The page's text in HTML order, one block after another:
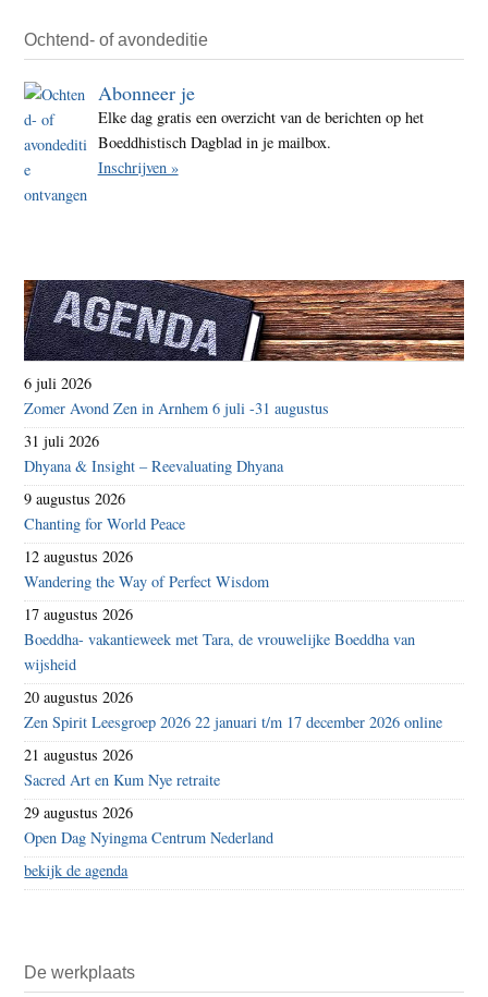
Ochtend- of avondeditie
Abonneer je
Elke dag gratis een overzicht van de berichten op het
Boeddhistisch Dagblad in je mailbox.
Inschrijven »
6 juli 2026
Zomer Avond Zen in Arnhem 6 juli -31 augustus
31 juli 2026
Dhyana & Insight – Reevaluating Dhyana
9 augustus 2026
Chanting for World Peace
12 augustus 2026
Wandering the Way of Perfect Wisdom
17 augustus 2026
Boeddha- vakantieweek met Tara, de vrouwelijke Boeddha van
wijsheid
20 augustus 2026
Zen Spirit Leesgroep 2026 22 januari t/m 17 december 2026 online
21 augustus 2026
Sacred Art en Kum Nye retraite
29 augustus 2026
Open Dag Nyingma Centrum Nederland
bekijk de agenda
De werkplaats